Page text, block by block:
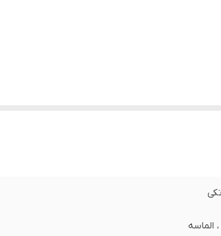
الماسه